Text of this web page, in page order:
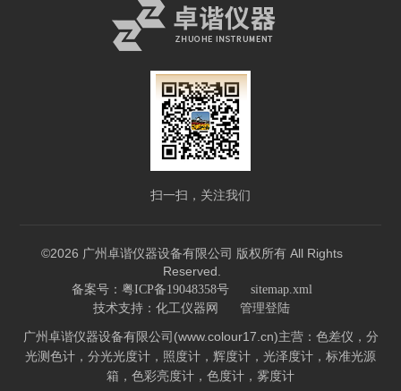
扫一扫，关注我们
©2026 广州卓谐仪器设备有限公司 版权所有 All Rights
Reserved.
备案号：粤ICP备19048358号 sitemap.xml
技术支持： 化工仪器网 管理登陆
广州卓谐仪器设备有限公司(www.colour17.cn)主营：色差仪，分
光测色计，分光光度计，照度计，辉度计，光泽度计，标准光源
箱，色彩亮度计，色度计，雾度计